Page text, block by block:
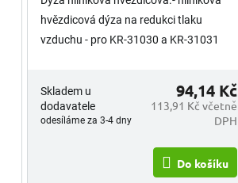
hvězdicová dýza na redukci tlaku
vzduchu - pro KR-31030 a KR-31031
Skladem u
dodavatele
odesíláme za 3-4 dny
113,91 Kč včetně
DPH
94,14 Kč
Do košíku